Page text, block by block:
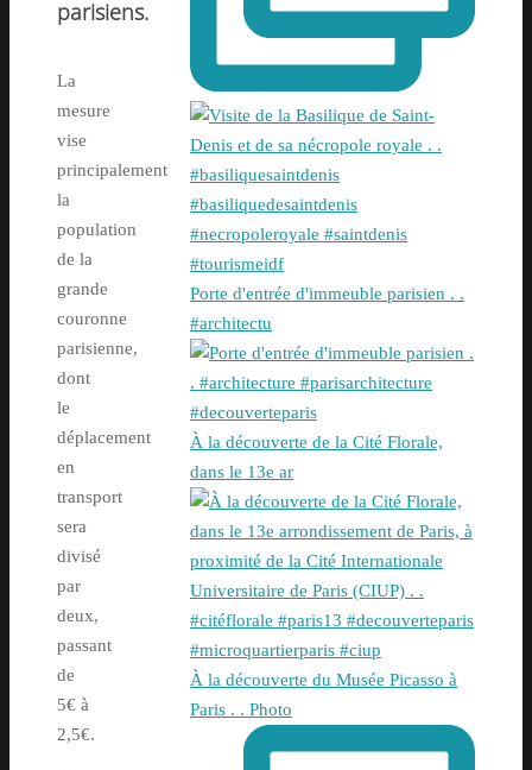
parisiens.
La
mesure
vise
principalement
la
population
de la
grande
couronne
parisienne,
dont
le
déplacement
en
transport
sera
divisé
par
deux,
passant
de
5€ à
2,5€.
Porte d'entrée d'immeuble parisien . .
#architectu
À la découverte de la Cité Florale,
dans le 13e ar
À la découverte du Musée Picasso à
Paris . . Photo